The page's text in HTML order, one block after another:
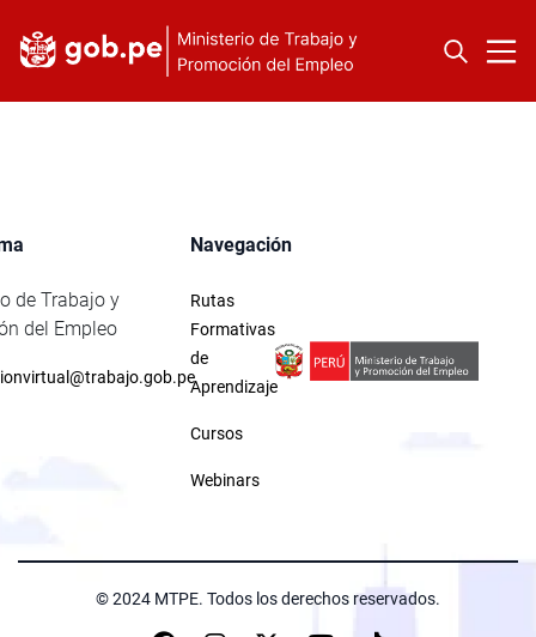
de Trabajo y
del Empleo
Navegación
Rutas
Formativas
de
Aprendizaje
Cursos
Webinars
© 2024 MTPE. Todos los derechos reservados.